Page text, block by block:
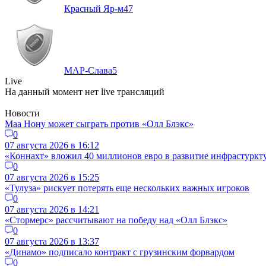
Красный Яр-м47
МАР-Слава5
Live
На данный момент нет live трансляций
Новости
Маа Нону может сыграть против «Олл Блэкс»
0
07 августа 2026 в 16:12
«Коннахт» вложил 40 миллионов евро в развитие
0
07 августа 2026 в 15:25
«Тулуза» рискует потерять еще нескольких важных игроков
0
07 августа 2026 в 14:21
«Стормерс» рассчитывают на победу над «Олл Блэкс»
0
07 августа 2026 в 13:37
«Динамо» подписало контракт с грузинским форвардом
0